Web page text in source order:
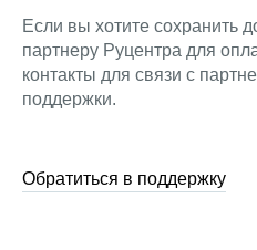
Если вы хотите сохранить
партнеру Руцентра для
контакты для связи с
поддержки.
Обратиться в поддержку